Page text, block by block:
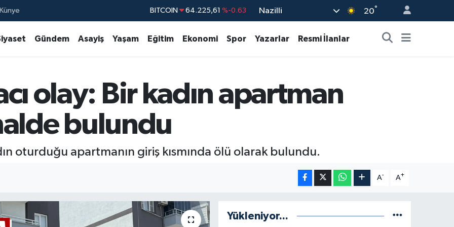
BITCOIN 64.225,61 %-0.63
GRAM ALTIN
BİST100 13.799 %70
Nazilli 20°
Gündem Asayiş Yaşam Eğitim Ekonomi Spor Yazarlar Resmi İlanlar
olay: Bir kadın apartman
bulundu
oturduğu apartmanın giriş kısmında ölü olarak bulundu.
A- A+
Yükleniyor...